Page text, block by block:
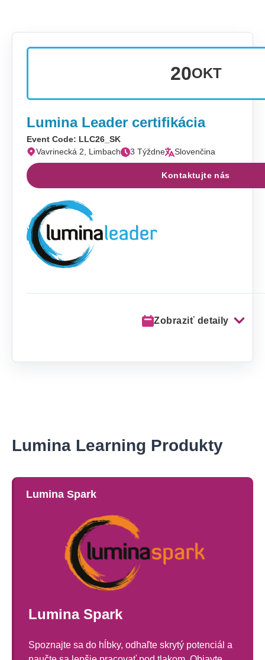
20OKT
Lumina Leader certifikácia
Event Code: LLC26_SK
Vavrinecká 2, Limbach
3 Týždne Slovenčina
Kontaktujte nás
Zobraziť detaily
Lumina Learning Produkty
Lumina Spark
Lumina Spark
Spoznajte sa do hĺbky, odhaľte skrytý potenciál a